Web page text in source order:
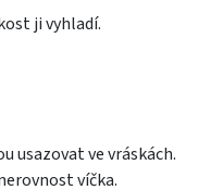
ji vyhladí.
usazovat ve vráskách.
víčka.